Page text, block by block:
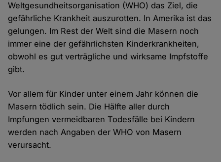
Weltgesundheitsorganisation (WHO) das Ziel, die
gefährliche Krankheit auszurotten. In Amerika ist das
gelungen. Im Rest der Welt sind die Masern noch
immer eine der gefährlichsten Kinderkrankheiten,
obwohl es gut verträgliche und wirksame Impfstoffe
gibt.
Vor allem für Kinder unter einem Jahr können die
Masern tödlich sein. Die Hälfte aller durch
Impfungen vermeidbaren Todesfälle bei Kindern
werden nach Angaben der WHO von Masern
verursacht.